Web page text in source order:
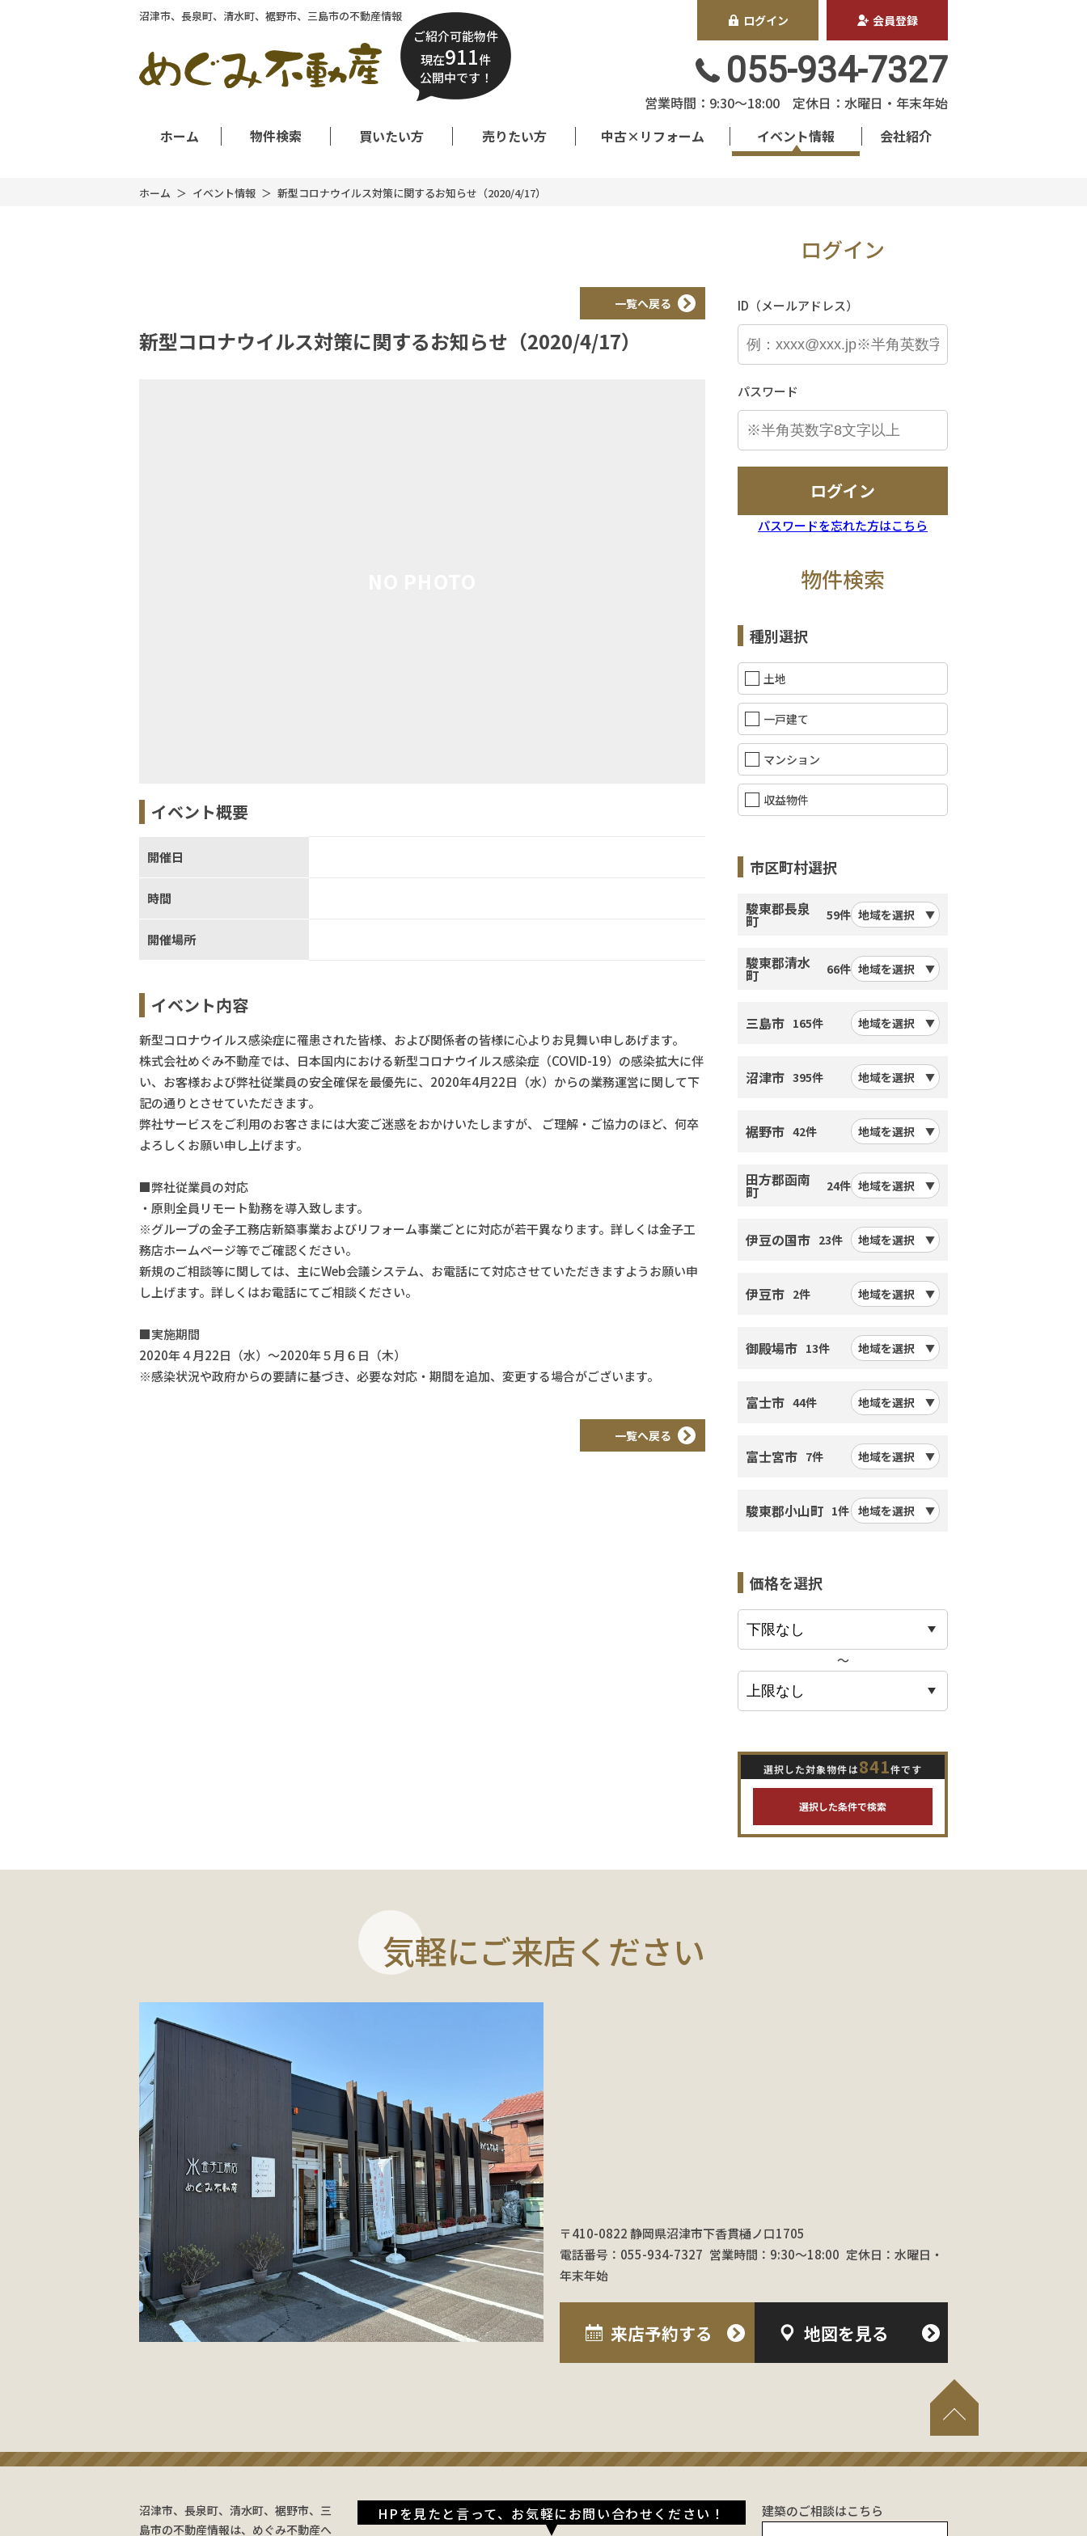
沼津市、長泉町、清水町、裾野市、三島市の不動産情報
ご紹介可能物件
現在911件
公開中です！
ログイン 会員登録
055-934-7327
営業時間：9:30〜18:00 定休日：水曜日・年末年始
ホーム
物件検索 買いたい方 売りたい方 中古×リフォーム イベント情報 会社紹介
ホーム イベント情報 新型コロナウイルス対策に関するお知らせ（2020/4/17）
一覧へ戻る
新型コロナウイルス対策に関するお知らせ（2020/4/17）
イベント概要
開催日
時間
開催場所
イベント内容
新型コロナウイルス感染症に罹患された皆様、および関係者の皆様に心よりお見舞い申しあげます。
株式会社めぐみ不動産では、日本国内における新型コロナウイルス感染症（COVID-19）の感染拡大に伴
い、お客様および弊社従業員の安全確保を最優先に、2020年4月22日（水）からの業務運営に関して下
記の通りとさせていただきます。
弊社サービスをご利用のお客さまには大変ご迷惑をおかけいたしますが、 ご理解・ご協力のほど、何卒
よろしくお願い申し上げます。
■弊社従業員の対応
・原則全員リモート勤務を導入致します。
※グループの金子工務店新築事業およびリフォーム事業ごとに対応が若干異なります。詳しくは金子工
務店ホームページ等でご確認ください。
新規のご相談等に関しては、主にWeb会議システム、お電話にて対応させていただきますようお願い申
し上げます。詳しくはお電話にてご相談ください。
■実施期間
2020年４月22日（水）〜2020年５月６日（木）
※感染状況や政府からの要請に基づき、必要な対応・期間を追加、変更する場合がございます。
一覧へ戻る
ログイン
ID（メールアドレス）
パスワード
ログイン
パスワードを忘れた方はこちら
物件検索
種別選択
土地
一戸建て
マンション
収益物件
市区町村選択
駿東郡長泉
町 59件 地域を選択
駿東郡清水
町 66件 地域を選択
三島市 165件 地域を選択
沼津市 395件 地域を選択
裾野市 42件 地域を選択
田方郡函南
町 24件 地域を選択
伊豆の国市 23件 地域を選択
伊豆市 2件 地域を選択
御殿場市 13件 地域を選択
富士市 44件 地域を選択
富士宮市 7件 地域を選択
駿東郡小山町 1件 地域を選択
価格を選択
〜
選択した対象物件は841件です
選択した条件で検索
気軽にご来店ください
〒410-0822 静岡県沼津市下香貫樋ノ口1705
電話番号：055-934-7327 営業時間：9:30〜18:00 定休日：水曜日・
年末年始
来店予約する 地図を見る
沼津市、長泉町、清水町、裾野市、三
島市の不動産情報は、めぐみ不動産へ
HPを見たと言って、お気軽にお問い合わせください！ 建築のご相談はこちら